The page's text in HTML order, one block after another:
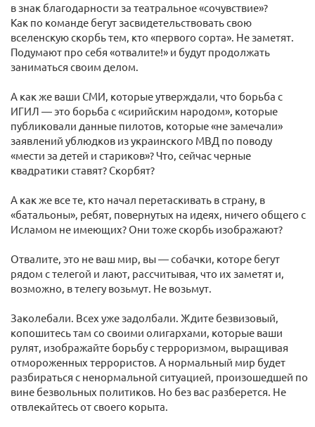
в знак благодарности за театральное «сочувствие»?
Как по команде бегут засвидетельствовать свою
вселенскую скорбь тем, кто «первого сорта». Не заметят.
Подумают про себя «отвалите!» и будут продолжать
заниматься своим делом.
А как же ваши СМИ, которые утверждали, что борьба с
ИГИЛ — это борьба с «сирийским народом», которые
публиковали данные пилотов, которые «не замечали»
заявлений ублюдков из украинского МВД по поводу
«мести за детей и стариков»? Что, сейчас черные
квадратики ставят? Скорбят?
А как же все те, кто начал перетаскивать в страну, в
«батальоны», ребят, повернутых на идеях, ничего общего с
Исламом не имеющих? Они тоже скорбь изображают?
Отвалите, это не ваш мир, вы — собачки, которе бегут
рядом с телегой и лают, рассчитывая, что их заметят и,
возможно, в телегу возьмут. Не возьмут.
Заколебали. Всех уже задолбали. Ждите безвизовый,
копошитесь там со своими олигархами, которые ваши
рулят, изображайте борьбу с терроризмом, выращивая
отмороженных террористов. А нормальный мир будет
разбираться с ненормальной ситуацией, произошедшей по
вине безвольных политиков. Но без вас разберется. Не
отвлекайтесь от своего корыта.